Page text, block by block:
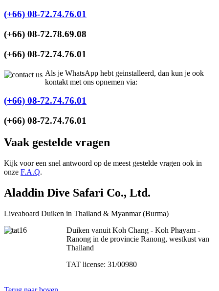
(+66) 08-72.74.76.01
(+66) 08-72.78.69.08
(+66) 08-72.74.76.01
Als je WhatsApp hebt geinstalleerd, dan kun je ook
kontakt met ons opnemen via:
(+66) 08-72.74.76.01
(+66) 08-72.74.76.01
Vaak gestelde vragen
Kijk voor een snel antwoord op de meest gestelde vragen ook in
onze F.A.Q.
Aladdin Dive Safari Co., Ltd.
Liveaboard Duiken in Thailand & Myanmar (Burma)
Duiken vanuit Koh Chang - Koh Phayam -
Ranong in de provincie Ranong, westkust van
Thailand
TAT license: 31/00980